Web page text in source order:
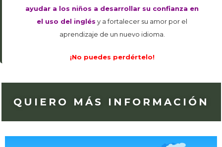
ayudar a los niños a desarrollar su confianza en
el uso del inglés y a fortalecer su amor por el
aprendizaje de un nuevo idioma.
¡No puedes perdértelo!
QUIERO MÁS INFORMACIÓN